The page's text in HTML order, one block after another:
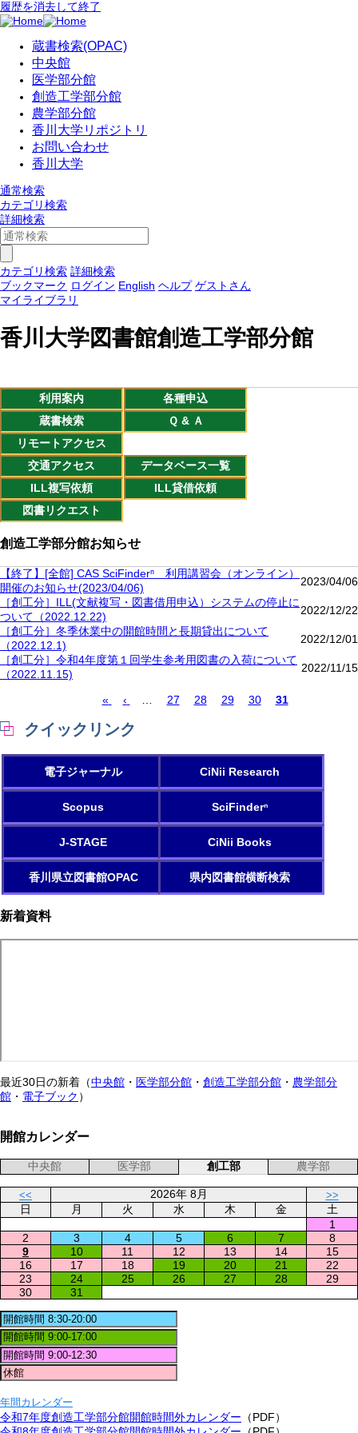
履歴を消去して終了
蔵書検索(OPAC)
中央館
医学部分館
創造工学部分館
農学部分館
香川大学リポジトリ
お問い合わせ
香川大学
通常検索
カテゴリ検索
詳細検索
カテゴリ検索 詳細検索
ブックマーク ログイン English ヘルプ ゲストさん
マイライブラリ
香川大学図書館創造工学部分館
利用案内
各種申込
蔵書検索
Ｑ & Ａ
リモートアクセス
交通アクセス
データベース一覧
ILL複写依頼
ILL貸借依頼
図書リクエスト
創造工学部分館お知らせ
【終了】[全館] CAS SciFinderⁿ 利用講習会（オンライン）
開催のお知らせ(2023/04/06)
2023/04/06
［創工分］ILL(文献複写・図書借用申込）システムの停止に
ついて（2022.12.22)
2022/12/22
［創工分］冬季休業中の開館時間と長期貸出について
（2022.12.1)
2022/12/01
［創工分］令和4年度第１回学生参考用図書の入荷について
（2022.11.15)
2022/11/15
ー
送
先
ペ
ジ
«
前
ー
‹ Page
27 Page
28 Page
29 Page
30
カ
ペ
ー
ジ
31
クイックリンク
電子ジャーナル CiNii Research
Scopus SciFinderⁿ
J-STAGE CiNii Books
香川県立図書館OPAC 県内図書館横断検索
新着資料
最近30日の新着（中央館 ・ 医学部分館 ・ 創造工学部分館 ・ 農学部分
館 ・ 電子ブック ）
開館カレンダー
中央館 医学部 創工部 農学部
<< 2026年 8月 >>
日 月 火 水 木 金
土
1
2
3 4 5 6 7
8
9
10 11 12 13 14
15
16
17 18 19 20 21
22
23
24 25 26 27 28
29
30
31
年間カレンダー
令和7年度創造工学部分館開館時間外カレンダー （PDF）